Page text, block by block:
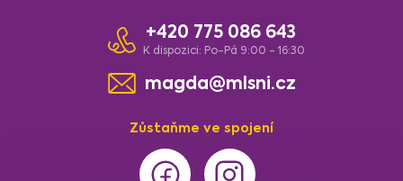
Zůstaňme ve spojení
+420 775 086 643
K dispozici: Po-Pá 9:00 - 16:30
magda@mlsni.cz